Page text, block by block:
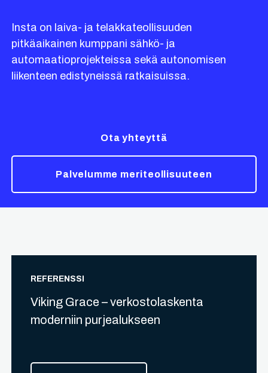
Insta on laiva- ja telakkateollisuuden
pitkäaikainen kumppani sähkö- ja
automaatioprojekteissa sekä autonomisen
liikenteen edistyneissä ratkaisuissa.
Ota yhteyttä
Palvelumme meriteollisuuteen
REFERENSSI
Viking Grace – verkostolaskenta
moderniin purjealukseen